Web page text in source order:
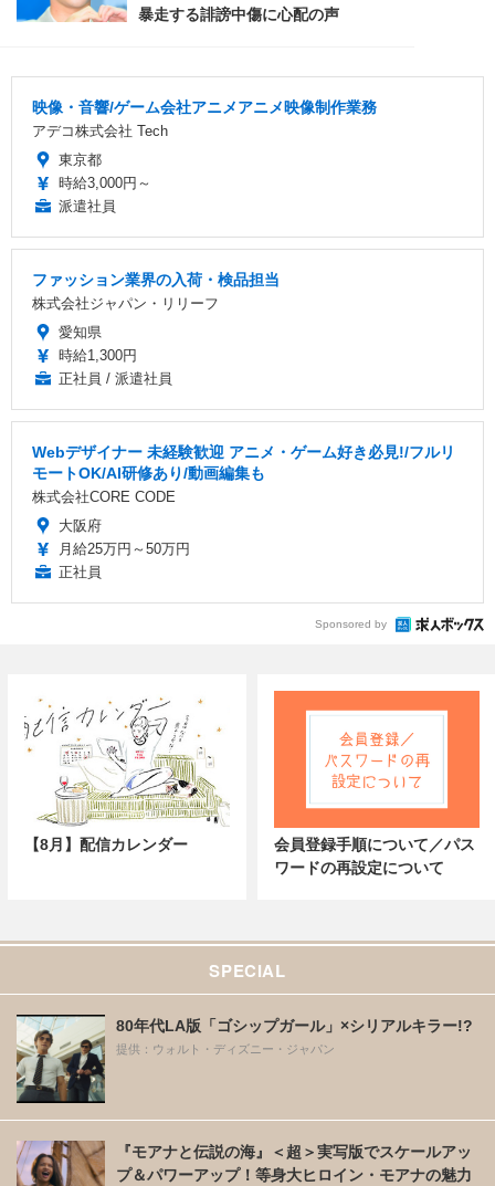
映像・音響/ゲーム会社アニメアニメ映像制作業務
アデコ株式会社 Tech
東京都
時給3,000円～
派遣社員
ファッション業界の入荷・検品担当
株式会社ジャパン・リリーフ
愛知県
時給1,300円
正社員 / 派遣社員
Webデザイナー 未経験歓迎 アニメ・ゲーム好き必見!/フルリ
モートOK/AI研修あり/動画編集も
株式会社CORE CODE
大阪府
月給25万円～50万円
正社員
Sponsored by
【8月】配信カレンダー
会員登録手順について／パス
ワードの再設定について
SPECIAL
80年代LA版「ゴシップガール」×シリアルキラー!?
提供：ウォルト・ディズニー・ジャパン
『モアナと伝説の海』＜超＞実写版でスケールアッ
プ＆パワーアップ！等身大ヒロイン・モアナの魅力